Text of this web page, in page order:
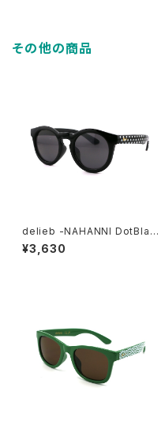
その他の商品
delieb -NAHANNI DotBlac
k/Smoke- KIDSsize
¥3,630